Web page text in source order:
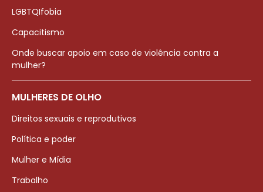
LGBTQIfobia
Capacitismo
Onde buscar apoio em caso de violência contra a
mulher?
MULHERES DE OLHO
Direitos sexuais e reprodutivos
Política e poder
Mulher e Mídia
Trabalho